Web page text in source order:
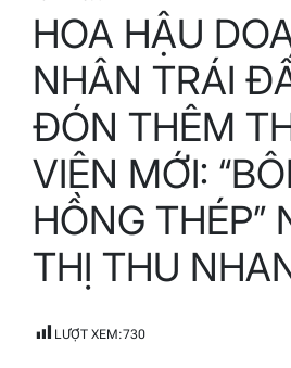
Estimated
read
HOA HẬU
NHÂN TRÁI
ĐÓN THÊM
VIÊN MỚI:
HỒNG THÉP”
THỊ THU
LƯỢT XEM:730